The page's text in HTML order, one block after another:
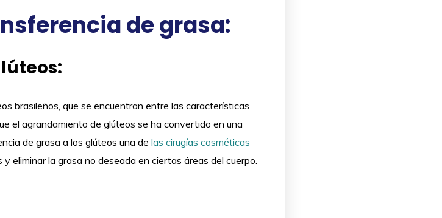
de grasa:
brasileños, que se encuentran entre las características
el agrandamiento de glúteos se ha convertido en una
de grasa a los glúteos una de las cirugías cosméticas
eliminar la grasa no deseada en ciertas áreas del cuerpo.